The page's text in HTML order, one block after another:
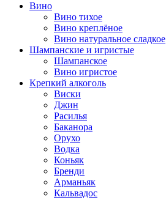
Вино
Вино тихое
Вино креплёное
Вино натуральное сладкое
Шампанские и игристые
Шампанское
Вино игристое
Крепкий алкоголь
Виски
Джин
Расилья
Баканора
Орухо
Водка
Коньяк
Бренди
Арманьяк
Кальвадос